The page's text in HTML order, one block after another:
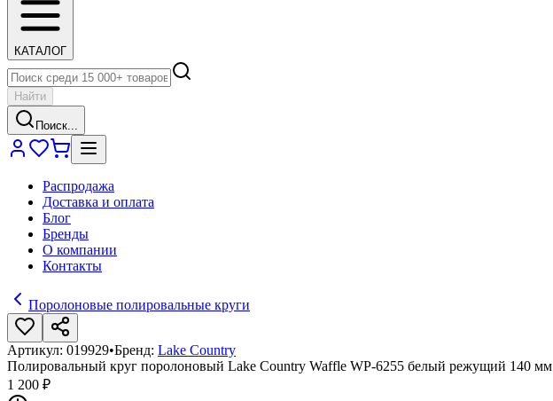
КАТАЛОГ
Найти
Поиск...
Распродажа
Доставка и оплата
Блог
Бренды
О компании
Контакты
Поролоновые полировальные круги
Артикул: 019929•Бренд: Lake Country
Полировальный круг поролоновый Lake Country Waffle WP-6255 белый режущий 140 мм
1 200 ₽